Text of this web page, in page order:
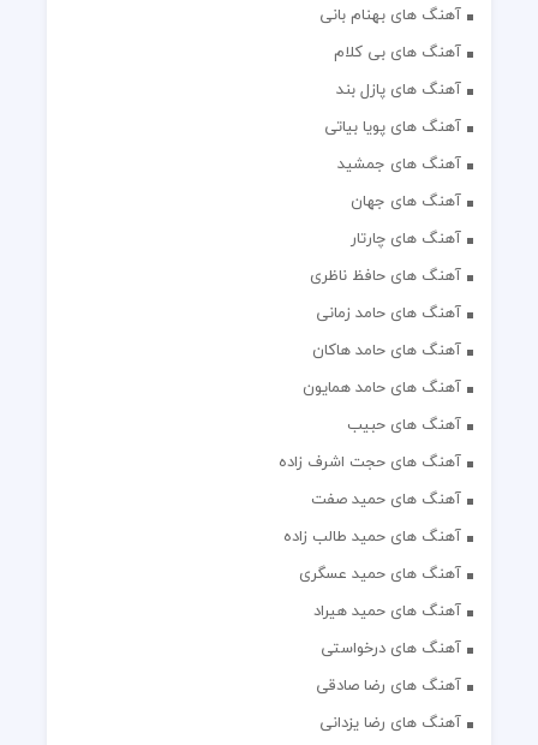
آهنگ های بهنام بانی
آهنگ های بی کلام
آهنگ های پازل بند
آهنگ های پویا بیاتی
آهنگ های جمشید
آهنگ های جهان
آهنگ های چارتار
آهنگ های حافظ ناظری
آهنگ های حامد زمانی
آهنگ های حامد هاکان
آهنگ های حامد همایون
آهنگ های حبیب
آهنگ های حجت اشرف زاده
آهنگ های حمید صفت
آهنگ های حمید طالب زاده
آهنگ های حمید عسگری
آهنگ های حمید هیراد
آهنگ های درخواستی
آهنگ های رضا صادقی
آهنگ های رضا یزدانی